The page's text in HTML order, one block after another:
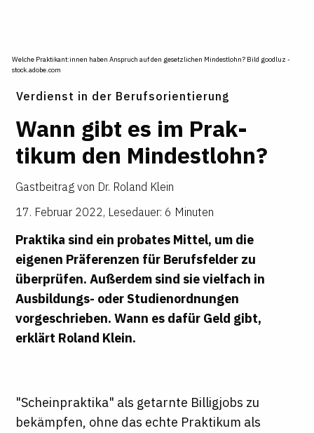
Welche Praktikant:innen haben Anspruch auf den gesetzlichen Mindestlohn?Bild goodluz -
stock.adobe.com
Verdienst in der Berufsorientierung
Wann gibt es im Prak­
tikum den Min­dest­lohn?
Gastbeitrag von Dr. Roland Klein
17. Februar 2022, Lesedauer: 6 Minuten
Praktika sind ein probates Mittel, um die
eigenen Präferenzen für Berufsfelder zu
überprüfen. Außerdem sind sie vielfach in
Ausbildungs- oder Studienordnungen
vorgeschrieben. Wann es dafür Geld gibt,
erklärt Roland Klein.
"Scheinpraktika" als getarnte Billigjobs zu
bekämpfen, ohne das echte Praktikum als